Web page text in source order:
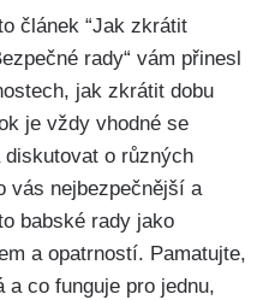
článek ‌“Jak‌ zkrátit
rady“ vám ‍přinesl
jak zkrátit ​dobu
je vždy vhodné se
o různých
vás nejbezpečnější a
babské rady jako
a opatrností. ⁢Pamatujte,
a co funguje pro ​jednu,